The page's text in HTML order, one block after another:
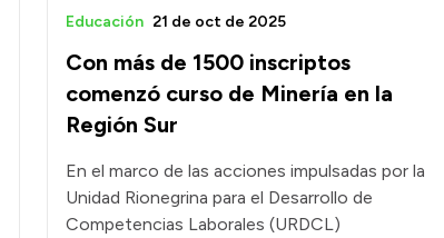
Con más de 1500 inscriptos
comenzó curso de Minería en la
Región Sur
Educación 21 de oct de 2025
En el marco de las acciones impulsadas por la
Unidad Rionegrina para el Desarrollo de
Competencias Laborales (URDCL)